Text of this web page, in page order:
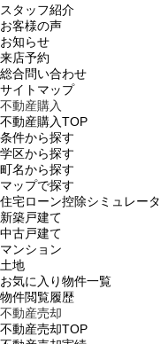
スタッフ紹介
お客様の声
お知らせ
来店予約
総合問い合わせ
サイトマップ
不動産購入
不動産購入TOP
条件から探す
学区から探す
町名から探す
マップで探す
住宅ローン控除シミュレータ
新築戸建て
中古戸建て
マンション
土地
お気に入り物件一覧
物件閲覧履歴
不動産売却
不動産売却TOP